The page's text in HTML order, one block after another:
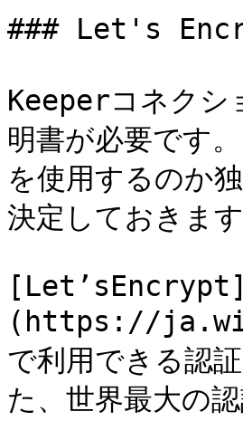
### Let's
Keeperコネクシ
明書が必要です
を使用するのか
決定しておきます
[Let’sEncrypt]
(https://
で利用できる認
た、世界最大の